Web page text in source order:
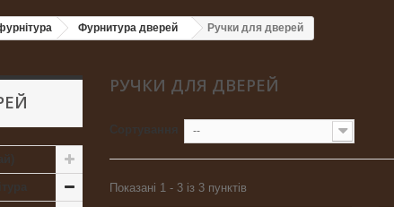
Фурнитура дверей Ручки для дверей
РУЧКИ ДЛЯ ДВЕРЕЙ
Сортування --
Показані 1 - 3 із 3 пунктів